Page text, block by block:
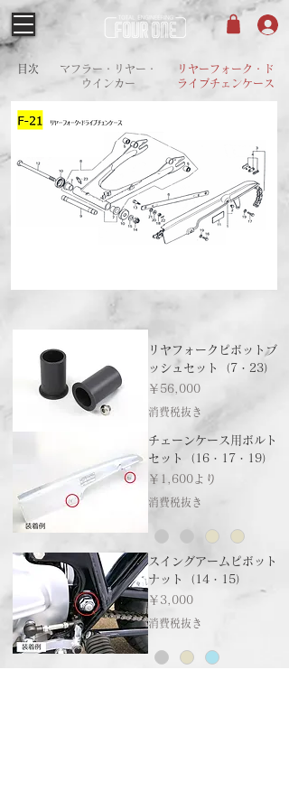
目次
​マフラー・リヤー・
ウインカー
リヤーフォーク・ド
ライブチェンケース
リヤフォークピボットブ
ッシュセット（7・23）
価格
￥56,000
消費税抜き
チェーンケース用ボルト
セット（16・17・19）
￥1,600 より
セール価格
消費税抜き
スイングアームピボット
ナット（14・15）
価格
￥3,000
消費税抜き